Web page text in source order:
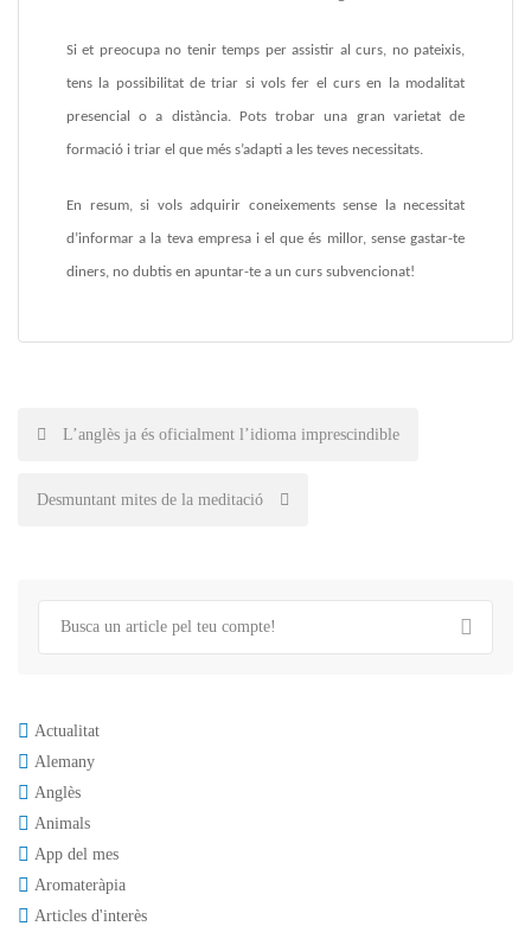
Si et preocupa no tenir temps per assistir al curs, no pateixis,
tens la possibilitat de triar si vols fer el curs en la modalitat
presencial o a distància. Pots trobar una gran varietat de
formació i triar el que més s’adapti a les teves necessitats.
En resum, si vols adquirir coneixements sense la necessitat
d’informar a la teva empresa i el que és millor, sense gastar-te
diners, no dubtis en apuntar-te a un curs subvencionat!
Post
navigation
L’anglès ja és oficialment l’idioma imprescindible
Desmuntant mites de la meditació
Actualitat
Alemany
Anglès
Animals
App del mes
Aromateràpia
Articles d'interès